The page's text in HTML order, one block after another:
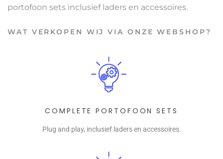
portofoon sets inclusief laders en accessoires.
WAT VERKOPEN WIJ VIA ONZE WEBSHOP?
COMPLETE PORTOFOON SETS
Plug and play, inclusief laders en accessoires.